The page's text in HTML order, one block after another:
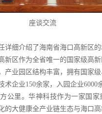
座谈交流
详细介绍了海南省海口高新区
新区作为全省唯一的国家级高
产业园区结构丰富，拥有国家
术企业150余家，入园企业6000
公里。华神科技作为一家国家
的大健康全产业链生态与海口